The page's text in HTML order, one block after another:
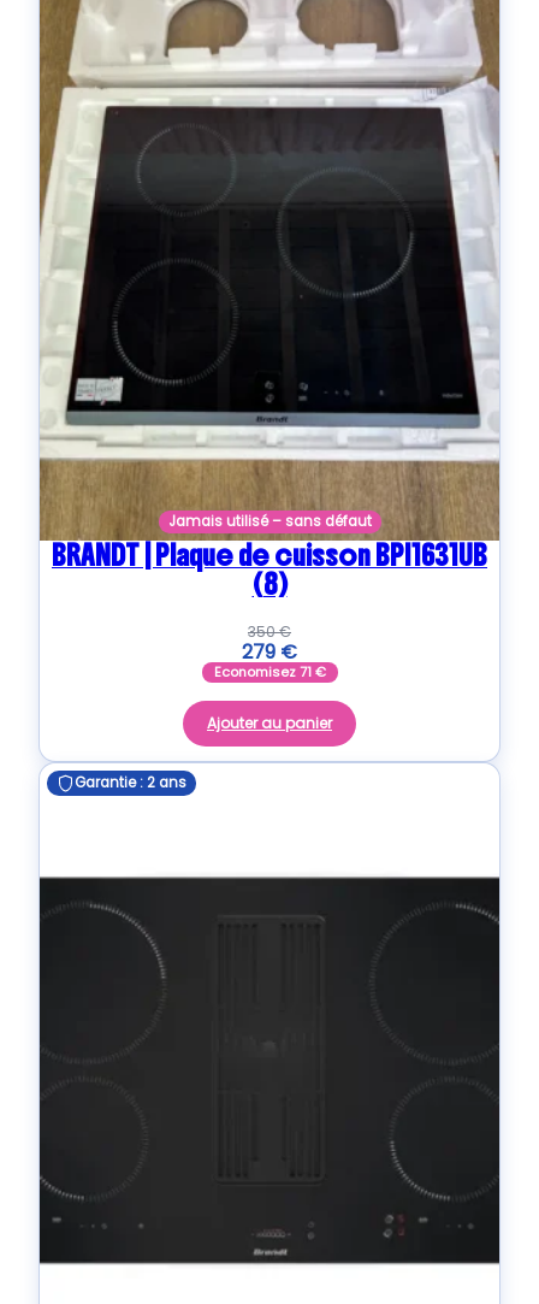
Jamais utilisé – sans défaut
BRANDT | Plaque de cuisson BPI1631UB
(8)
350€
279 €
Economisez71€
Ajouter au panier
Garantie : 2 ans